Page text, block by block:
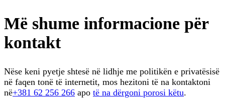
Më shume informacione për
kontakt
Nëse keni pyetje shtesë në lidhje me politikën e privatësisë
në faqen tonë të internetit, mos hezitoni të na kontaktoni
në+381 62 256 266 apo të na dërgoni porosi këtu.